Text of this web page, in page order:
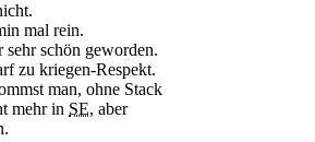
mal rein.
schön geworden.
zu kriegen-Respekt.
man, ohne Stack
mehr in SE, aber